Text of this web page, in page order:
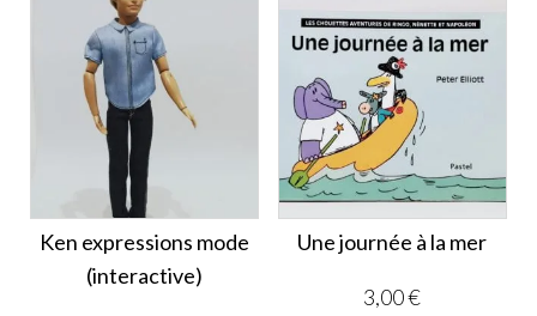
Ken expressions mode
(interactive)
Une journée à la mer
3,00€